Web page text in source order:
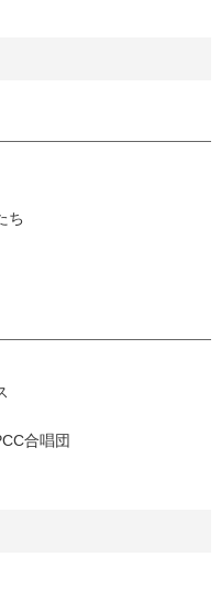
ち
合唱団